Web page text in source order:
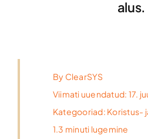
alus.
By ClearSYS
Viimati uuendatud: 17.
Kategooriad: Koristus-
1.3 minuti lugemine